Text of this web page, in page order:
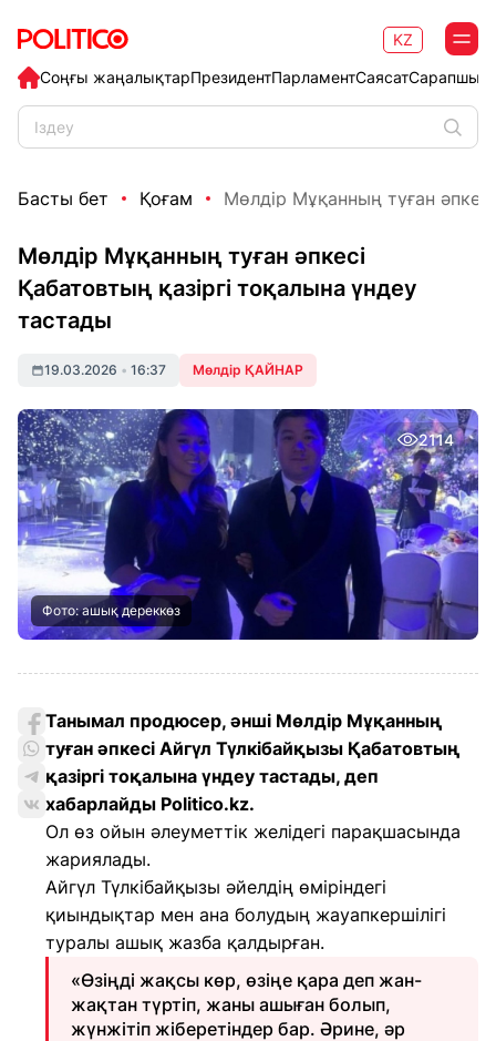
Соңғы жаңалықтарПрезидентПарламентСаясат
KZ
Басты бет Қоғам Мөлдір Мұқанның туған
Мөлдір Мұқанның туған әпкесі
Қабатовтың қазіргі тоқалына үндеу
тастады
19.03.2026 • 16:37 Мөлдір ҚАЙНАР
2114
Фото: ашық дереккөз
Танымал продюсер, әнші Мөлдір Мұқанның
туған әпкесі Айгүл Түлкібайқызы Қабатовтың
қазіргі тоқалына үндеу тастады, деп
хабарлайды Politico.kz.
Ол өз ойын әлеуметтік желідегі парақшасында
жариялады.
Айгүл Түлкібайқызы әйелдің өміріндегі
қиындықтар мен ана болудың жауапкершілігі
туралы ашық жазба қалдырған.
«Өзіңді жақсы көр, өзіңе қара деп жан-
жақтан түртіп, жаны ашыған болып,
жүнжітіп жіберетіндер бар. Әрине, әр